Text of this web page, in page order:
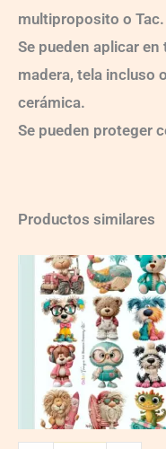
multiproposito o Tac.
Se pueden aplicar
madera, tela incluso
cerámica.
Se pueden proteger
Productos similares
CT450BD
quantity